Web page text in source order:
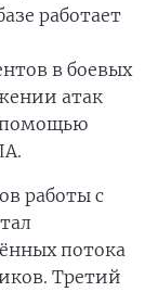
работает
в боевых
атак
помощью
работы с
потока
Третий